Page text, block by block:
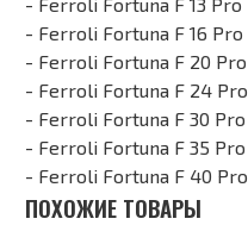
- Ferroli Fortuna F 16 Pro
- Ferroli Fortuna F 20 Pro
- Ferroli Fortuna F 24 Pro
- Ferroli Fortuna F 30 Pro
- Ferroli Fortuna F 35 Pro
- Ferroli Fortuna F 40 Pro
ПОХОЖИЕ ТОВАРЫ